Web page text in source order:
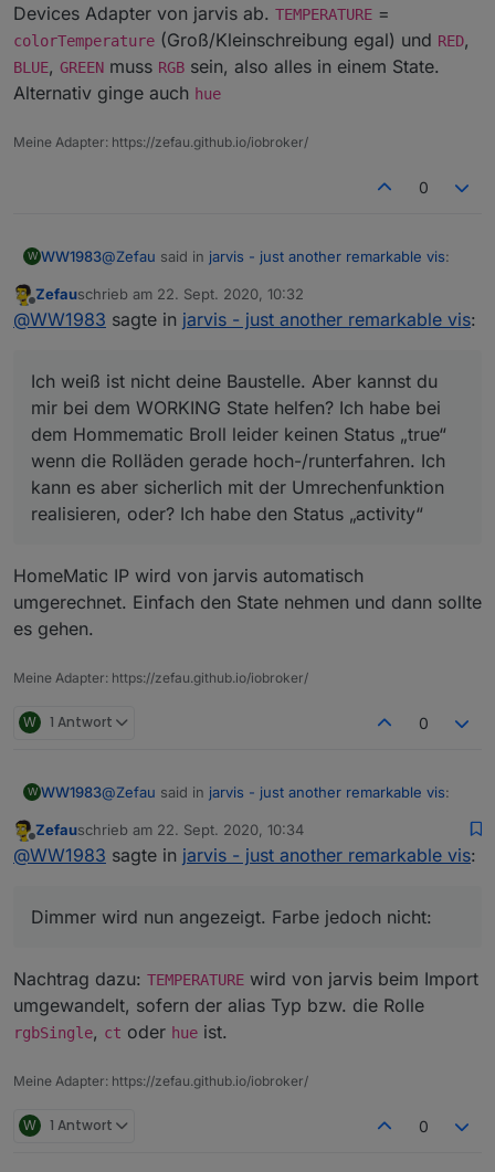
einstellen?
Ist ein Bug. Kannst du v1.0.0-rc.13
probieren? Damit sollte es passen.
Devices Adapter von jarvis ab. TEMPERATURE =
colorTemperature (Groß/Kleinschreibung egal) und RED,
BLUE, GREEN muss RGB sein, also alles in einem State.
Alternativ ginge auch hue
Meine Adapter: https://zefau.github.io/iobroker/
0
W WW1983@Zefau said in jarvis - just another remarkable vis:
@WW1983sagte injarvis - just another
Das ist die hmip-broll Version
Du musst im alias den WORKING
state definieren
(undSTOP, was du aber ja hast), dann mappt
jarvis das beides aufactivity(der bei dir
fehlt).
aber die States siehst du zumindest unter
https://github.com/Zefau/ioBroker.jarvis/wiki/de
-Functions#gewerk-blind.
bei dem WORKING State helfen? Ich habe bei dem
Hommematic Broll leider keinen Status „true“ wenn
die Rolläden gerade hoch-/runterfahren. Ich kann es
aber sicherlich mit der Umrechenfunktion realisieren,
oder? Ich habe den Status „activity“
1 = UP
2 = Down
3 = Stable
Kann doch mit der Umrechnung definieren, wenn der
Status 1 oder 2 ist, dann WORKING auf true setzen?
Allerdings kenn ich mich mit de Umrechnung nicht
Offline
Zefauschrieb am 22. Sept. 2020, 10:32
zuletzt editiert von
@WW1983 sagte in jarvis - just another remarkable vis:
Ich weiß ist nicht deine Baustelle. Aber kannst du
mir bei dem WORKING State helfen? Ich habe bei
dem Hommematic Broll leider keinen Status „true“
wenn die Rolläden gerade hoch-/runterfahren. Ich
kann es aber sicherlich mit der Umrechenfunktion
realisieren, oder? Ich habe den Status „activity“
HomeMatic IP wird von jarvis automatisch
umgerechnet. Einfach den State nehmen und dann sollte
es gehen.
Meine Adapter: https://zefau.github.io/iobroker/
W 1 Antwort 0
W WW1983@Zefau said in jarvis - just another remarkable vis:
@WW1983sagte injarvis - just another
Eine Frage habe ich noch. Wieso werden
Zusatzfunktionen (Dimmer, Farbe etc)
angezeigt. Muss ich dafür noch was
einstellen?
probieren? Damit sollte es passen.
Der Stop-Button wird nicht angezeigt.
Offline
Zefauschrieb am 22. Sept. 2020, 10:34
zuletzt editiert von
@WW1983 sagte in jarvis - just another remarkable vis:
Dimmer wird nun angezeigt. Farbe jedoch nicht:
Nachtrag dazu: TEMPERATURE wird von jarvis beim Import
umgewandelt, sofern der alias Typ bzw. die Rolle
rgbSingle, ct oder hue ist.
Meine Adapter: https://zefau.github.io/iobroker/
W 1 Antwort 0